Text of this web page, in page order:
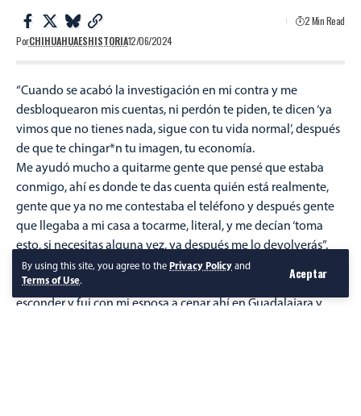
By using this site, you agree to the Privacy Policy and
Terms of Use. Aceptar
PorCHIHUAHUAESHISTORIA12/06/2024
2 Min Read
“Cuando se acabó la investigación en mi contra y me
desbloquearon mis cuentas, ni perdón te piden, te dicen ‘ya
vimos que no tienes nada, sigue con tu vida normal’, después
de que te chingar*n tu imagen, tu economía.
Me ayudó mucho a quitarme gente que pensé que estaba
conmigo, ahí es donde te das cuenta quién está realmente,
gente que ya no me contestaba el teléfono y después gente
que llegaba a mi casa a tocarme, literal, y me decían ‘toma
esto, si necesitas alguna vez, ya después me lo devolverás”.
“Duré un tiempo en el que no sabía qué hacer, si salir o no
salir, el qué dirán, hasta que dije, yo no tengo nada que
esconder y fui con mi esposa a cenar ahí en Guadalajara y